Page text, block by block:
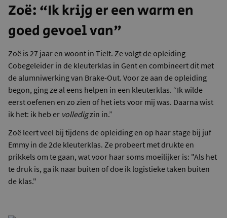
Zoë: “Ik krijg er een warm en
goed gevoel van"
Zoë is 27 jaar en woont in Tielt. Ze volgt de opleiding
Cobegeleider in de kleuterklas in Gent en combineert dit met
de alumniwerking van Brake-Out. Voor ze aan de opleiding
begon, ging ze al eens helpen in een kleuterklas. “Ik wilde
eerst oefenen en zo zien of het iets voor mij was. Daarna wist
ik het: ik heb er volledigzin in.”
Zoë leert veel bij tijdens de opleiding en op haar stage bij juf
Emmy in de 2de kleuterklas. Ze probeert met drukte en
prikkels om te gaan, wat voor haar soms moeilijker is: "Als het
te druk is, ga ik naar buiten of doe ik logistieke taken buiten
de klas."